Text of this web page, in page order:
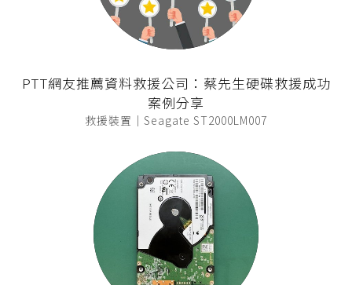
PTT網友推薦資料救援公司：蔡先生硬碟救援成功
案例分享
救援裝置｜Seagate ST2000LM007